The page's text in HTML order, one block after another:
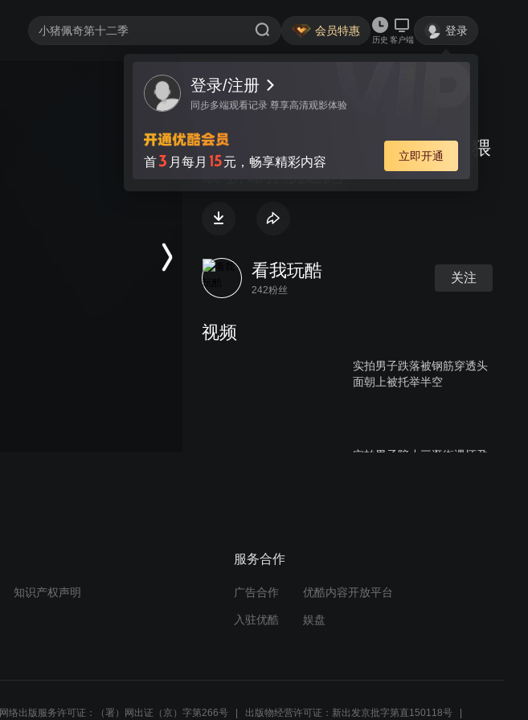
会员特惠
历史 客户端
登录
登录/注册
同步多端观看记录 尊享高清观影体验
首3 月每月 15元，畅享精彩内容 立即开通
视频 讨论
-20130528-广州小学女生遭保安猥
亵 拼命挣脱逃跑
看我玩酷
242粉丝
关注
视频
实拍男子跌落被钢筋穿透头
面朝上被托举半空
实拍男子陪小三逛街遇怀孕
知识产权声明
服务合作
广告合作 优酷内容开放平台
入驻优酷 娱盘
网络出版服务许可证：（署）网出证（京）字第266号 出版物经营许可证：新出发京批字第直150118号